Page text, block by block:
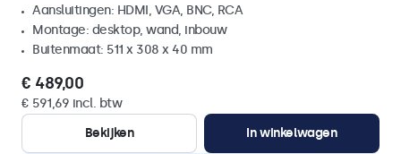
Aansluitingen: HDMI, VGA, BNC, RCA
Montage: desktop, wand, inbouw
Buitenmaat: 511 x 308 x 40 mm
€ 489,00
€ 591,69 incl. btw
Bekijken
In winkelwagen